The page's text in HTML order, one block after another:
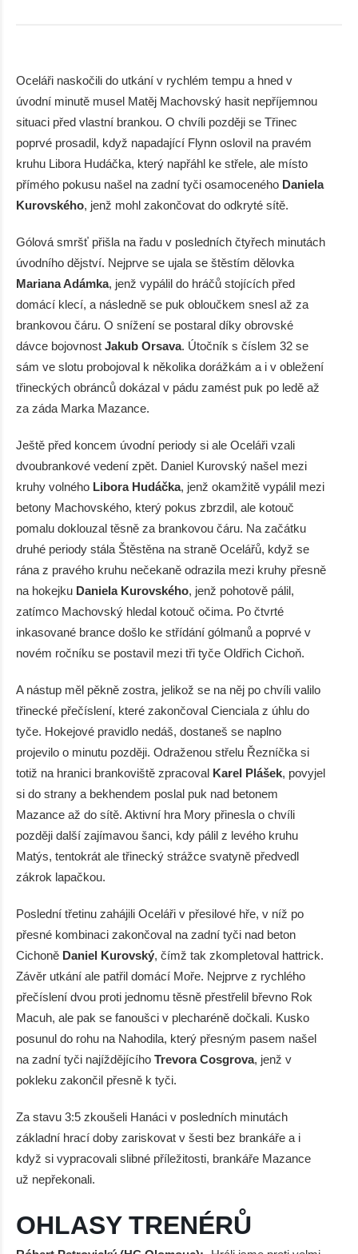
Oceláři naskočili do utkání v rychlém tempu a hned v
úvodní minutě musel Matěj Machovský hasit nepříjemnou
situaci před vlastní brankou. O chvíli později se Třinec
poprvé prosadil, když napadající Flynn oslovil na pravém
kruhu Libora Hudáčka, který napřáhl ke střele, ale místo
přímého pokusu našel na zadní tyči osamoceného Daniela
Kurovského, jenž mohl zakončovat do odkryté sítě.
Gólová smršť přišla na řadu v posledních čtyřech minutách
úvodního dějství. Nejprve se ujala se štěstím dělovka
Mariana Adámka, jenž vypálil do hráčů stojících před
domácí klecí, a následně se puk obloučkem snesl až za
brankovou čáru. O snížení se postaral díky obrovské
dávce bojovnost Jakub Orsava. Útočník s číslem 32 se
sám ve slotu probojoval k několika dorážkám a i v obležení
třineckých obránců dokázal v pádu zamést puk po ledě až
za záda Marka Mazance.
Ještě před koncem úvodní periody si ale Oceláři vzali
dvoubrankové vedení zpět. Daniel Kurovský našel mezi
kruhy volného Libora Hudáčka, jenž okamžitě vypálil mezi
betony Machovského, který pokus zbrzdil, ale kotouč
pomalu doklouzal těsně za brankovou čáru. Na začátku
druhé periody stála Štěstěna na straně Ocelářů, když se
rána z pravého kruhu nečekaně odrazila mezi kruhy přesně
na hokejku Daniela Kurovského, jenž pohotově pálil,
zatímco Machovský hledal kotouč očima. Po čtvrté
inkasované brance došlo ke střídání gólmanů a poprvé v
novém ročníku se postavil mezi tři tyče Oldřich Cichoň.
A nástup měl pěkně zostra, jelikož se na něj po chvíli valilo
třinecké přečíslení, které zakončoval Cienciala z úhlu do
tyče. Hokejové pravidlo nedáš, dostaneš se naplno
projevilo o minutu později. Odraženou střelu Řezníčka si
totiž na hranici brankoviště zpracoval Karel Plášek, povyjel
si do strany a bekhendem poslal puk nad betonem
Mazance až do sítě. Aktivní hra Mory přinesla o chvíli
později další zajímavou šanci, kdy pálil z levého kruhu
Matýs, tentokrát ale třinecký strážce svatyně předvedl
zákrok lapačkou.
Poslední třetinu zahájili Oceláři v přesilové hře, v níž po
přesné kombinaci zakončoval na zadní tyči nad beton
Cichoně Daniel Kurovský, čímž tak zkompletoval hattrick.
Závěr utkání ale patřil domácí Moře. Nejprve z rychlého
přečíslení dvou proti jednomu těsně přestřelil břevno Rok
Macuh, ale pak se fanoušci v plecharéně dočkali. Kusko
posunul do rohu na Nahodila, který přesným pasem našel
na zadní tyči najíždějícího Trevora Cosgrova, jenž v
pokleku zakončil přesně k tyči.
Za stavu 3:5 zkoušeli Hanáci v posledních minutách
základní hrací doby zariskovat v šesti bez brankáře a i
když si vypracovali slibné příležitosti, brankáře Mazance
už nepřekonali.
OHLASY TRENÉRŮ